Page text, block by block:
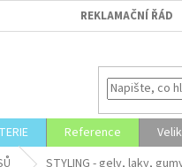
REKLAMAČNÍ ŘÁD
Reference
STYLING - gely, laky,